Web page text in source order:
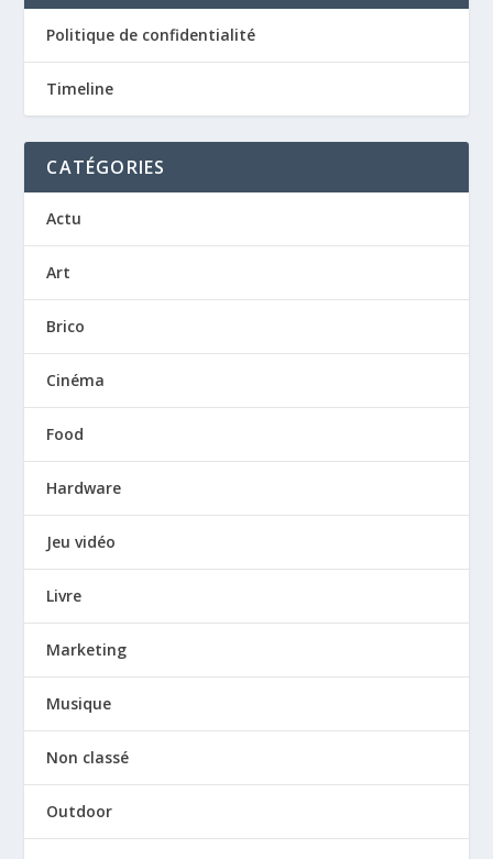
Politique de confidentialité
Timeline
CATÉGORIES
Actu
Art
Brico
Cinéma
Food
Hardware
Jeu vidéo
Livre
Marketing
Musique
Non classé
Outdoor